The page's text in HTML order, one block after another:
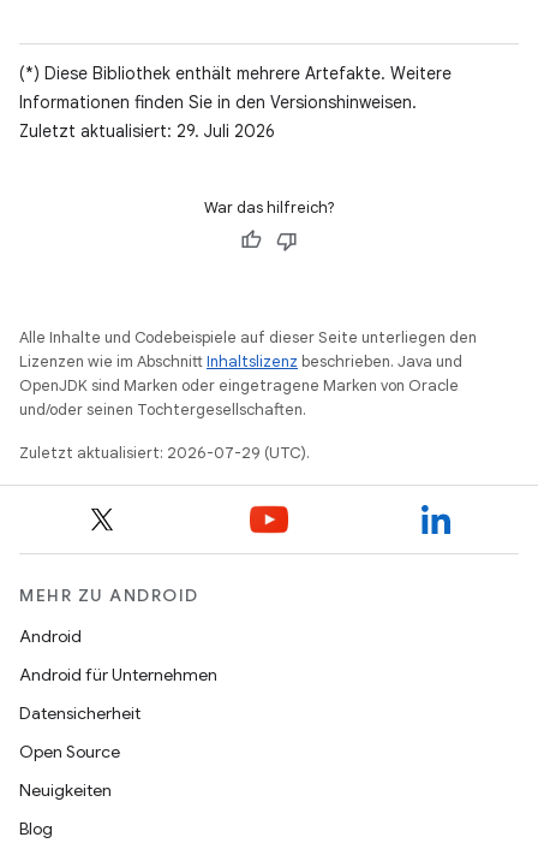
(*) Diese Bibliothek enthält mehrere Artefakte. Weitere
Informationen finden Sie in den Versionshinweisen.
Zuletzt aktualisiert: 29. Juli 2026
War das hilfreich?
Alle Inhalte und Codebeispiele auf dieser Seite unterliegen den
Lizenzen wie im AbschnittInhaltslizenz beschrieben. Java und
OpenJDK sind Marken oder eingetragene Marken von Oracle
und/oder seinen Tochtergesellschaften.
Zuletzt aktualisiert: 2026-07-29 (UTC).
MEHR ZU ANDROID
Android
Android für Unternehmen
Datensicherheit
Open Source
Neuigkeiten
Blog